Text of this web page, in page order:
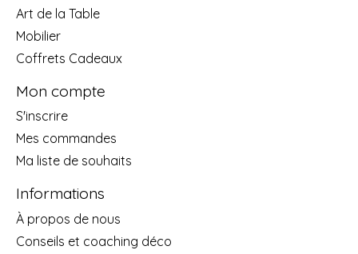
Art de la Table
Mobilier
Coffrets Cadeaux
Mon compte
S'inscrire
Mes commandes
Ma liste de souhaits
Informations
À propos de nous
Conseils et coaching déco